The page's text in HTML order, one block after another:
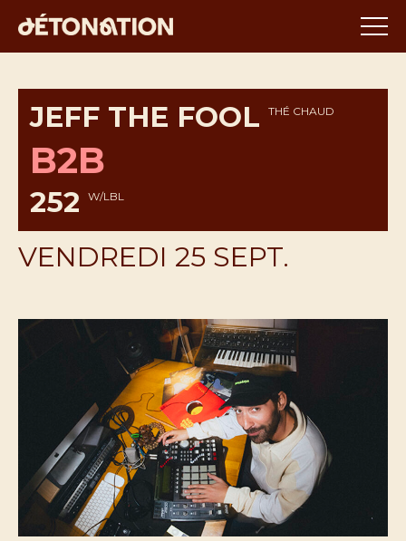
JEFF THE FOOL THÉ CHAUD
B2B
252 W/LBL
VENDREDI 25 SEPT.